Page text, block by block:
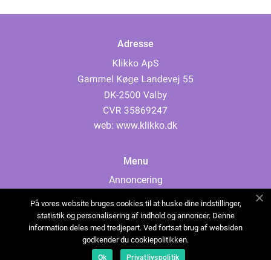
Adresse
web: www.klikko.dk
Menu
Annoncering
Cookies
Kontakt os
Sitemap
På vores website bruges cookies til at huske dine indstillinger,
statistik og personalisering af indhold og annoncer. Denne
information deles med tredjepart. Ved fortsat brug af websiden
godkender du cookiepolitikken.
Ok Privatlivspolitik